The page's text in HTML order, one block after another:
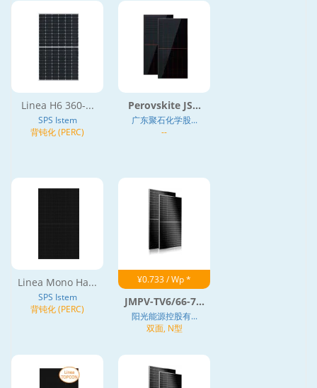
Linea H6 360-...
SPS Istem
背钝化 (PERC)
Perovskite JS...
广东聚石化学股...
--
Linea Mono Ha...
SPS Istem
背钝化 (PERC)
¥0.733 / Wp *
JMPV-TV6/66-7...
阳光能源控股有...
双面, N型